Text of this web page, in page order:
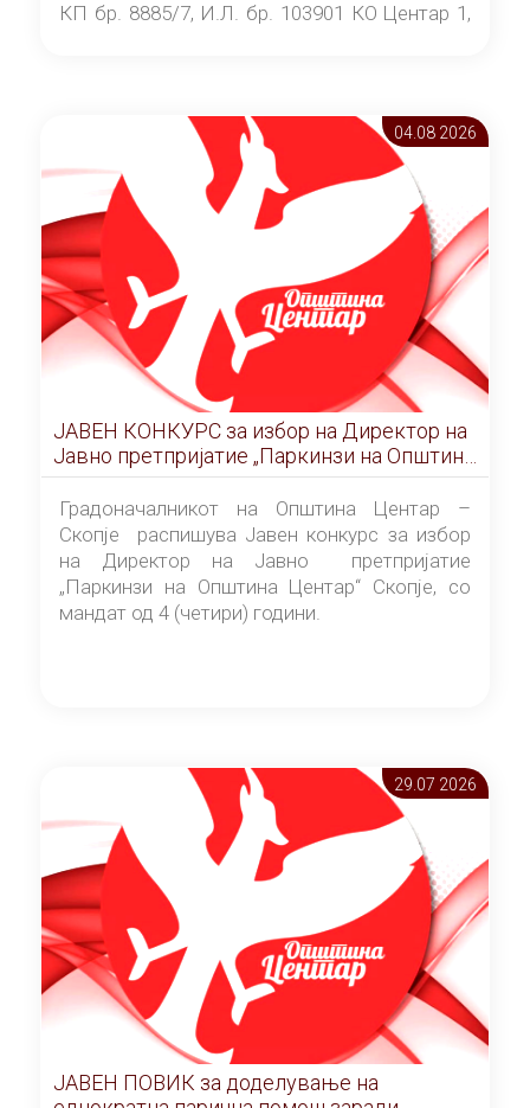
КП бр. 8885/7, И.Л. бр. 103901 КО Центар 1,
Скопје” број 9/2026), за времетраење од 3
(три) години од денот на потпишувањето на
Договорот за закуп со најповолниот
понудувач.
04.08 2026
ЈАВЕН КОНКУРС за избор на Директор на
Јавно претпријатие „Паркинзи на Општина
Центар“ – Скопје
Градоначалникот на Општина Центар –
Скопје распишува Јавен конкурс за избор
на Директор на Јавно претпријатие
„Паркинзи на Општина Центар“ Скопје, со
мандат од 4 (четири) години.
29.07 2026
ЈАВЕН ПОВИК за доделување на